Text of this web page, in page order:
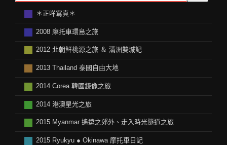
＊正咩寫真＊
2008 摩托車環島之旅
2012 北朝鲜桃源之旅 ＆ 滿洲雙城記
2013 Thailand 泰國自由大地
2014 Corea 韓國鏡像之旅
2014 港澳星光之旅
2015 Myanmar 遙遠之郊外、走入時光隧道之旅
2015 Ryukyu ● Okinawa 摩托車日記